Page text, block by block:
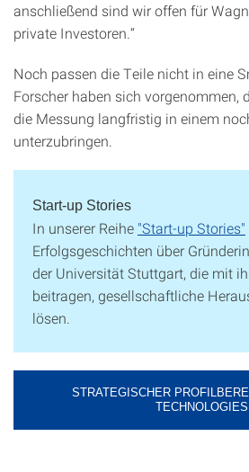
anschließend sind wir offen für
private Investoren.“
Noch passen die Teile nicht in eine
Forscher haben sich vorgenommen,
die Messung langfristig in einem
unterzubringen.
Start-up Stories
In unserer Reihe "Start-up Stories"
Erfolgsgeschichten über
der Universität Stuttgart, die mit
beitragen, gesellschaftliche
lösen.
STRATEGISCHER
TECHNOLOGIES